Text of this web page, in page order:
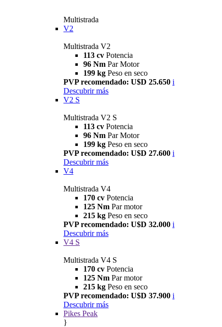
Multistrada
V2
Multistrada V2
113 cv Potencia
96 Nm Par Motor
199 kg Peso en seco
PVP recomendado: U$D 25.650 i
Descubrir más
V2 S
Multistrada V2 S
113 cv Potencia
96 Nm Par Motor
199 kg Peso en seco
PVP recomendado: U$D 27.600 i
Descubrir más
V4
Multistrada V4
170 cv Potencia
125 Nm Par motor
215 kg Peso en seco
PVP recomendado: U$D 32.000 i
Descubrir más
V4 S
Multistrada V4 S
170 cv Potencia
125 Nm Par motor
215 kg Peso en seco
PVP recomendado: U$D 37.900 i
Descubrir más
Pikes Peak
}